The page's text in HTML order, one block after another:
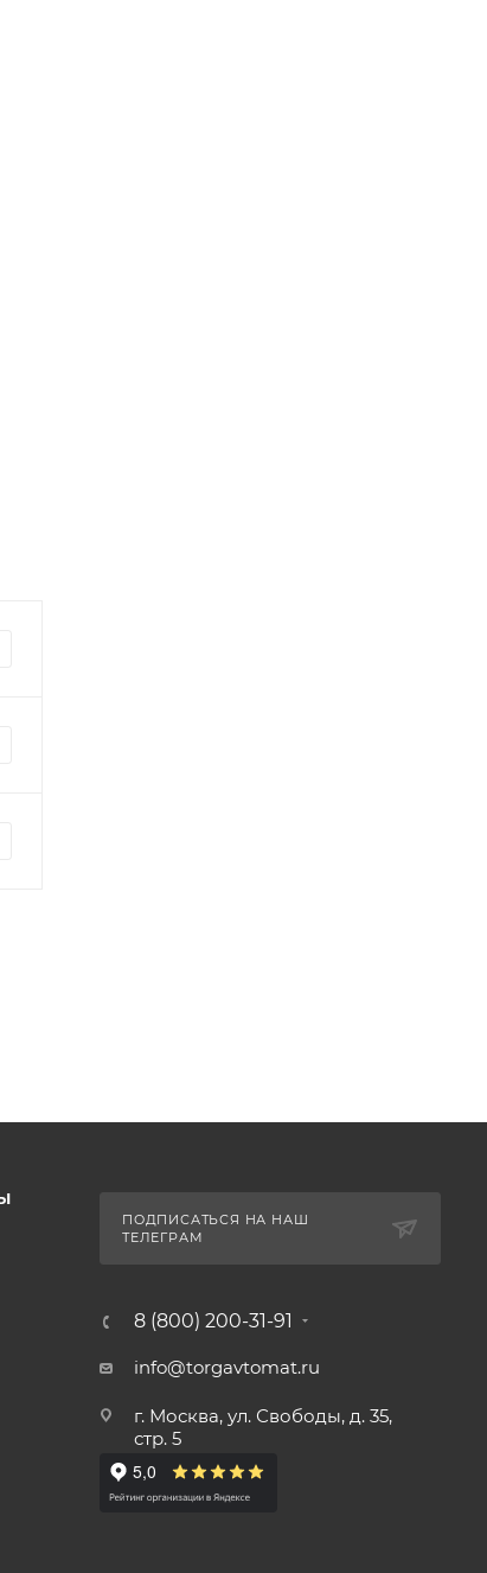
ПОДПИСАТЬСЯ НА НАШ
ТЕЛЕГРАМ
8 (800) 200-31-91
info@torgavtomat.ru
г. Москва, ул. Свободы, д. 35,
стр. 5